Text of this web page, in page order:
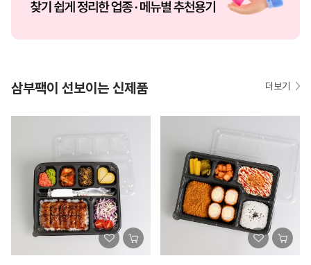
삼부팩이 선보이는 신제품 더보기